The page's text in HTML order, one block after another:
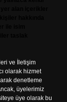
ve İletişim
olarak hizmet
denetleme
üyelerimiz
üye olarak bu